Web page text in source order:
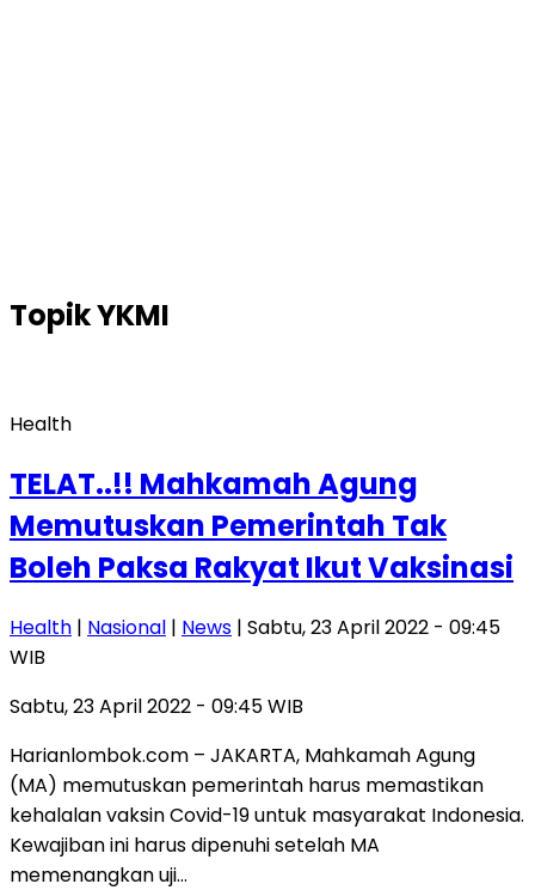
TopikYKMI
Health
TELAT..!! Mahkamah Agung
Memutuskan Pemerintah Tak
Boleh Paksa Rakyat Ikut Vaksinasi
Health | Nasional | News | Sabtu, 23 April 2022 - 09:45
WIB
Sabtu, 23 April 2022 - 09:45 WIB
Harianlombok.com – JAKARTA, Mahkamah Agung
(MA) memutuskan pemerintah harus memastikan
kehalalan vaksin Covid-19 untuk masyarakat Indonesia.
Kewajiban ini harus dipenuhi setelah MA
memenangkan uji…